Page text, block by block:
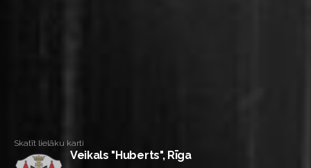
Skatīt lielāku karti
Veikals "Huberts", Rīga